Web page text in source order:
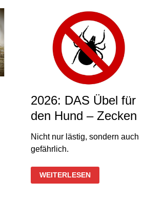
2026: DAS Übel für
den Hund – Zecken
Nicht nur lästig, sondern auch
gefährlich.
2026:
DAS
ÜBEL
WEITERLESEN